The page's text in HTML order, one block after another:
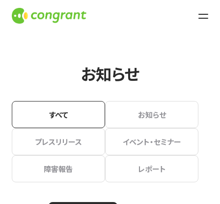
お知らせ
すべて お知らせ
プレスリリース イベント・セミナー
障害報告 レポート